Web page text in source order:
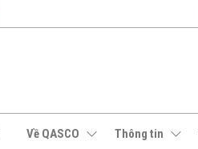
Về QASCO Thông tin